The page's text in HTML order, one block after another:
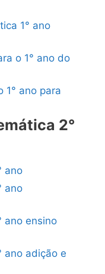
1° ano
o 1° ano do
1° ano para
2°
ano
ano
ano ensino
ano adição e